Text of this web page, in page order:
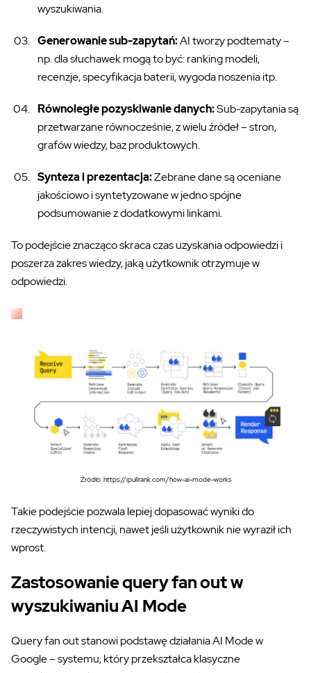
wyszukiwania.
Generowanie sub-zapytań:AI tworzy podtematy –
np. dla słuchawek mogą to być: ranking modeli,
recenzje, specyfikacja baterii, wygoda noszenia itp.
Równoległe pozyskiwanie danych:Sub-zapytania są
przetwarzane równocześnie, z wielu źródeł – stron,
grafów wiedzy, baz produktowych.
Synteza i prezentacja:Zebrane dane są oceniane
jakościowo i syntetyzowane w jedno spójne
podsumowanie z dodatkowymi linkami.
To podejście znacząco skraca czas uzyskania odpowiedzi i
poszerza zakres wiedzy, jaką użytkownik otrzymuje w
odpowiedzi.
Źródło: https://ipullrank.com/how-ai-mode-works
Takie podejście pozwala lepiej dopasować wyniki do
rzeczywistych intencji, nawet jeśli użytkownik nie wyraził ich
wprost.
Zastosowanie query fan out w
wyszukiwaniu AI Mode
Query fan out stanowi podstawę działania AI Mode w
Google – systemu, który przekształca klasyczne